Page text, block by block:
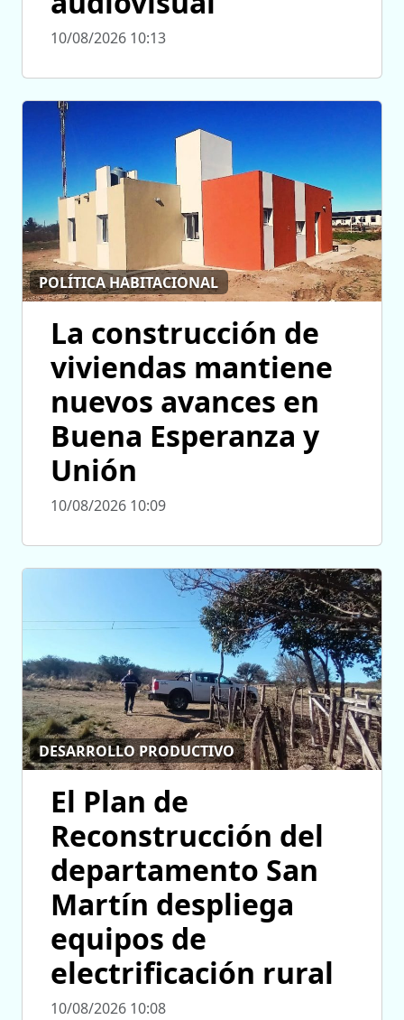
10/08/2026 10:13
POLÍTICA HABITACIONAL
La construcción de
viviendas mantiene
nuevos avances en
Buena Esperanza y
Unión
10/08/2026 10:09
DESARROLLO PRODUCTIVO
El Plan de
Reconstrucción del
departamento San
Martín despliega
equipos de
electrificación rural
10/08/2026 10:08